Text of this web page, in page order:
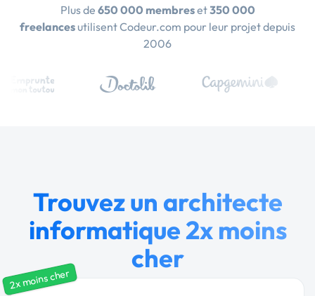
Plus de 650 000 membreset350 000
freelances utilisent Codeur.com pour leur projet depuis
2006
Trouvez un architecte
informatique 2x moins
cher
2x moins cher